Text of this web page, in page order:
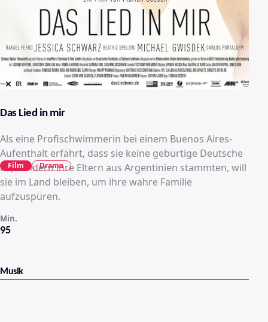
Das Lied in mir
Als eine Profischwimmerin bei einem Buenos Aires-
Aufenthalt erfährt, dass sie keine gebürtige Deutsche
ist, sondern ihre Eltern aus Argentinien stammten, will
sie im Land bleiben, um ihre wahre Familie
aufzuspüren.
95
Min.
Film Drama
Musik